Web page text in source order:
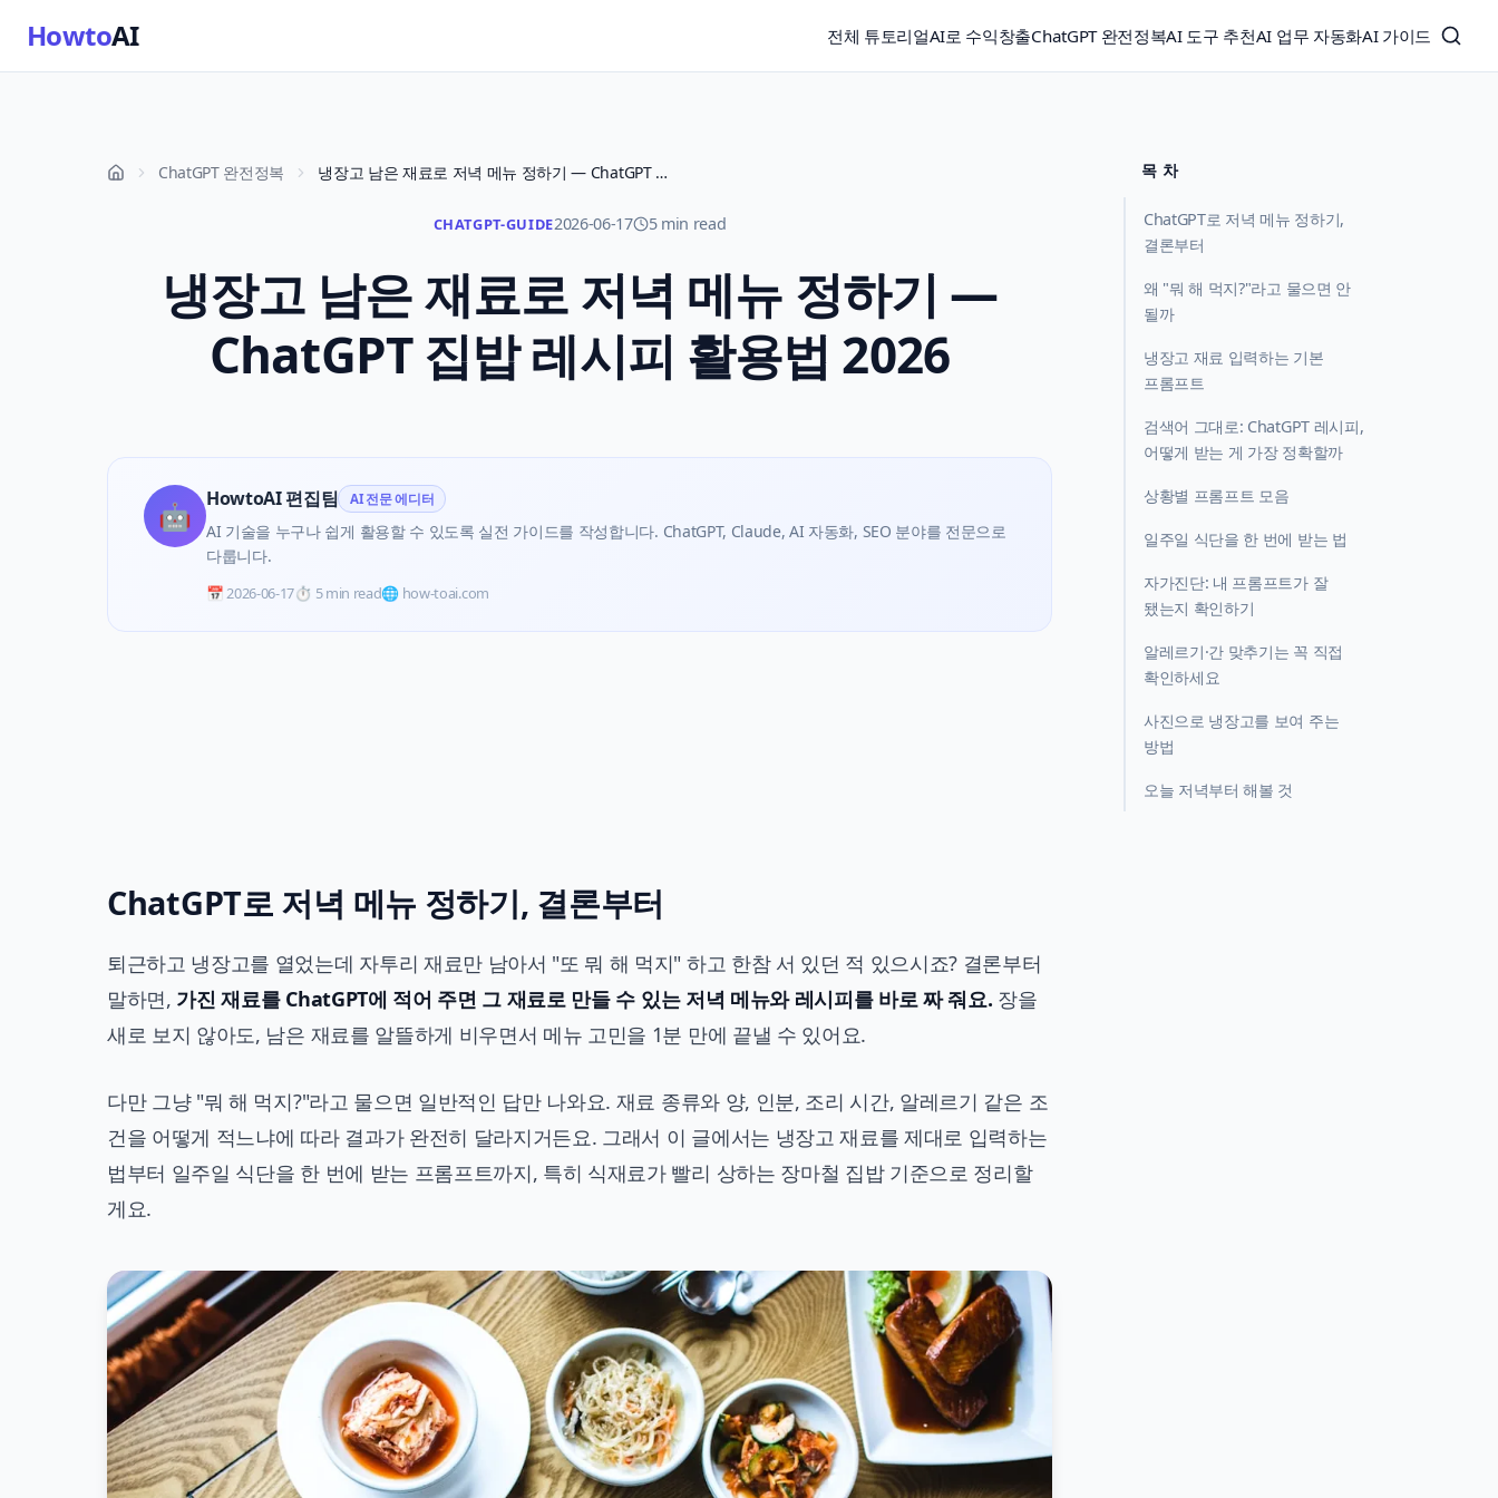
HowtoAI 전체 튜토리얼AI로 수익창출ChatGPT 완전정복AI 도구 추천AI 업무 자동화AI 가이드
ChatGPT 완전정복 냉장고 남은 재료로 저녁 메뉴 정하기 — ChatGPT 집밥 레시피 활용법 2026
CHATGPT-GUIDE2026-06-17 5 min read
냉장고 남은 재료로 저녁 메뉴 정하기 —
ChatGPT 집밥 레시피 활용법 2026
🤖 HowtoAI 편집팀 AI 전문 에디터
AI 기술을 누구나 쉽게 활용할 수 있도록 실전 가이드를 작성합니다. ChatGPT, Claude, AI 자동화, SEO 분야를 전문으로
다룹니다.
📅2026-06-17⏱️ 5 min read🌐 how-toai.com
ChatGPT로 저녁 메뉴 정하기, 결론부터
퇴근하고 냉장고를 열었는데 자투리 재료만 남아서 "또 뭐 해 먹지" 하고 한참 서 있던 적 있으시죠? 결론부터
말하면, 가진 재료를 ChatGPT에 적어 주면 그 재료로 만들 수 있는 저녁 메뉴와 레시피를 바로 짜 줘요. 장을
새로 보지 않아도, 남은 재료를 알뜰하게 비우면서 메뉴 고민을 1분 만에 끝낼 수 있어요.
다만 그냥 "뭐 해 먹지?"라고 물으면 일반적인 답만 나와요. 재료 종류와 양, 인분, 조리 시간, 알레르기 같은 조
건을 어떻게 적느냐에 따라 결과가 완전히 달라지거든요. 그래서 이 글에서는 냉장고 재료를 제대로 입력하는
법부터 일주일 식단을 한 번에 받는 프롬프트까지, 특히 식재료가 빨리 상하는 장마철 집밥 기준으로 정리할
게요.
목 차
ChatGPT로 저녁 메뉴 정하기,
결론부터
왜 "뭐 해 먹지?"라고 물으면 안
될까
냉장고 재료 입력하는 기본
프롬프트
검색어 그대로: ChatGPT 레시피,
어떻게 받는 게 가장 정확할까
상황별 프롬프트 모음
일주일 식단을 한 번에 받는 법
자가진단: 내 프롬프트가 잘
됐는지 확인하기
알레르기·간 맞추기는 꼭 직접
확인하세요
사진으로 냉장고를 보여 주는
방법
오늘 저녁부터 해볼 것